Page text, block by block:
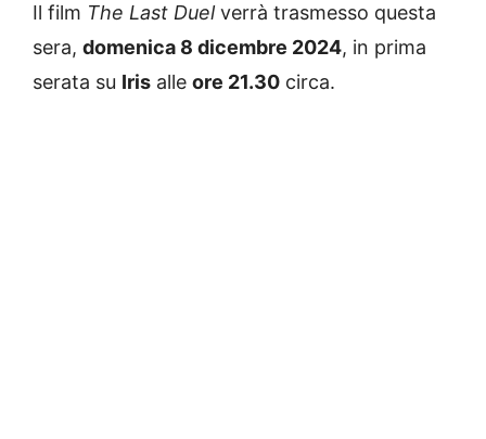
Il film The Last Duelverrà trasmesso questa
sera, domenica 8 dicembre 2024, in prima
serata su Iris alle ore 21.30 circa.